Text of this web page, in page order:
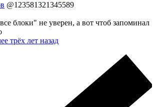
@123581321345589
блоки" не уверен, а вот чтоб запоминал
трёх лет назад